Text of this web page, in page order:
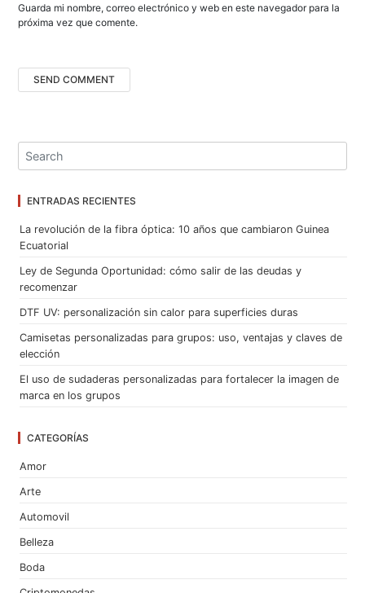
Guarda mi nombre, correo electrónico y web en este navegador para la
próxima vez que comente.
ENTRADAS RECIENTES
La revolución de la fibra óptica: 10 años que cambiaron Guinea
Ecuatorial
Ley de Segunda Oportunidad: cómo salir de las deudas y
recomenzar
DTF UV: personalización sin calor para superficies duras
Camisetas personalizadas para grupos: uso, ventajas y claves de
elección
El uso de sudaderas personalizadas para fortalecer la imagen de
marca en los grupos
CATEGORÍAS
Amor
Arte
Automovil
Belleza
Boda